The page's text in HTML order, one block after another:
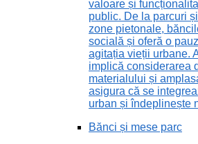
valoare și
public. De la parcuri
zone pietonale,
socială și oferă o
agitația vieții urbane.
implică considerarea
materialului și
asigura că se
urban și îndeplinește
Bănci și mese parc